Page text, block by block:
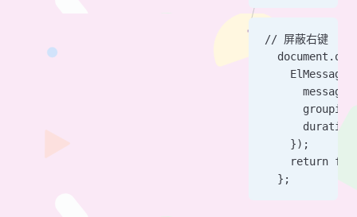
// 屏蔽右键
message:
    });
return
  };